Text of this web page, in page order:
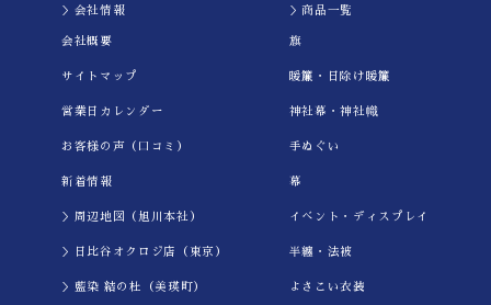
＞会社情報
会社概要
サイトマップ
営業日カレンダー
お客様の声（口コミ）
新着情報
＞周辺地図（旭川本社）
＞日比谷オクロジ店（東京）
＞藍染 結の杜（美瑛町）
＞商品一覧
旗
暖簾・日除け暖簾
神社幕・神社幟
手ぬぐい
幕
イべント・ディスプレイ
半纏・法被
よさこい衣装